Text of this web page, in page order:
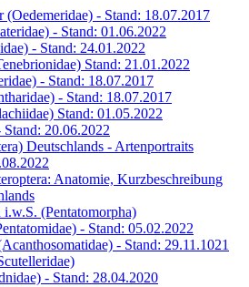
(Oedemeridae) - Stand: 18.07.2017
- Stand: 01.06.2022
- Stand: 24.01.2022
Stand: 21.01.2022
- Stand: 18.07.2017
- Stand: 18.07.2017
Stand: 01.05.2022
20.06.2022
Deutschlands - Artenportraits
Anatomie, Kurzbeschreibung
(Pentatomorpha)
- Stand: 05.02.2022
- Stand: 29.11.1021
- Stand: 28.04.2020